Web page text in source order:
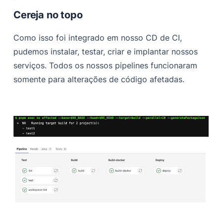
Cereja no topo
Como isso foi integrado em nosso CD de CI,
pudemos instalar, testar, criar e implantar nossos
serviços. Todos os nossos pipelines funcionaram
somente para alterações de código afetadas.